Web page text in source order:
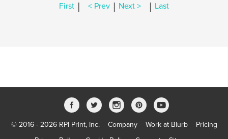
First | < Prev | Next > | Last
© 2016 - 2026 RPI Print, Inc. Company Work at Blurb
Pricing